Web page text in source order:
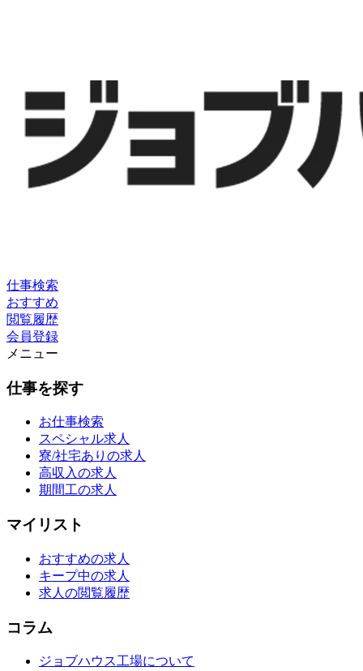
仕事検索
おすすめ
閲覧履歴
会員登録
メニュー
仕事を探す
お仕事検索
スペシャル求人
寮/社宅ありの求人
高収入の求人
期間工の求人
マイリスト
おすすめの求人
キープ中の求人
求人の閲覧履歴
コラム
ジョブハウス工場について